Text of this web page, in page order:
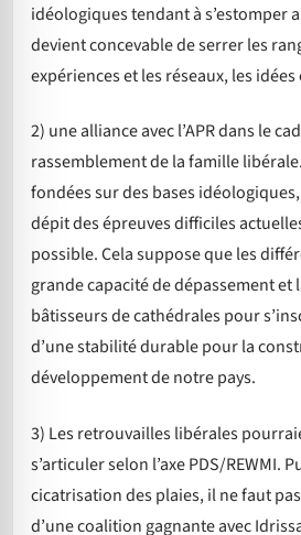
idéologiques tendant à s’estomper
devient concevable de serrer les
expériences et les réseaux, les
2) une alliance avec l’APR dans le
rassemblement de la famille
fondées sur des bases
dépit des épreuves difficiles
possible. Cela suppose que les
grande capacité de dépassement et
bâtisseurs de cathédrales pour
d’une stabilité durable pour la
développement de notre pays.
3) Les retrouvailles libérales
s’articuler selon l’axe PDS/REWMI.
cicatrisation des plaies, il ne faut
d’une coalition gagnante avec